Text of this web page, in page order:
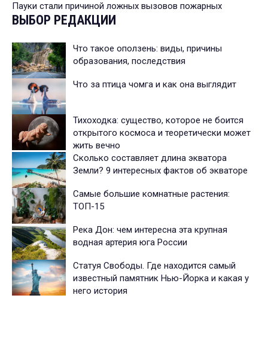
Пауки стали причиной ложных вызовов пожарных
ВЫБОР РЕДАКЦИИ
Что такое оползень: виды, причины
образования, последствия
Что за птица чомга и как она выглядит
Тихоходка: существо, которое не боится
открытого космоса и теоретически может
жить вечно
Сколько составляет длина экватора
Земли? 9 интересных фактов об экваторе
Самые большие комнатные растения:
ТОП-15
Река Дон: чем интересна эта крупная
водная артерия юга России
Статуя Свободы. Где находится самый
известный памятник Нью-Йорка и какая у
него история